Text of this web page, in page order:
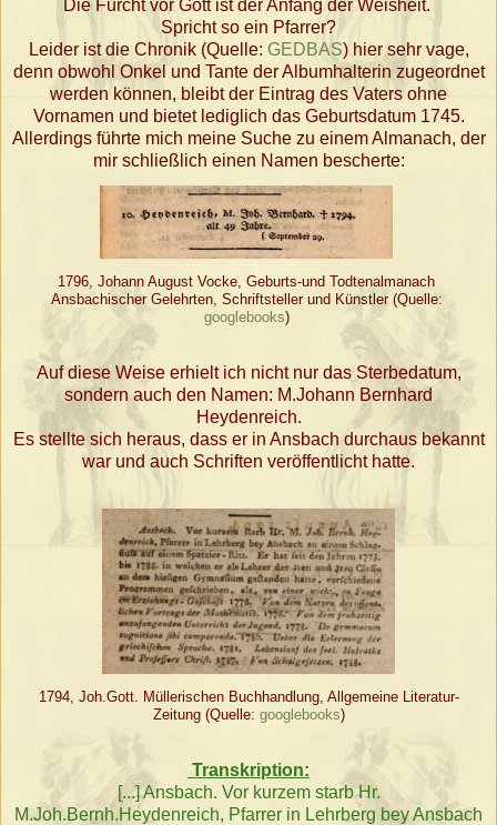
Die Furcht vor Gott ist der Anfang der Weisheit.
Spricht so ein Pfarrer?
Leider ist die Chronik (Quelle: GEDBAS) hier sehr vage,
denn obwohl Onkel und Tante der Albumhalterin zugeordnet
werden können, bleibt der Eintrag des Vaters ohne
Vornamen und bietet lediglich das Geburtsdatum 1745.
Allerdings führte mich meine Suche zu einem Almanach, der
mir schließlich einen Namen bescherte:
1796, Johann August Vocke, Geburts-und Todtenalmanach
Ansbachischer Gelehrten, Schriftsteller und Künstler (Quelle:
googlebooks)
Auf diese Weise erhielt ich nicht nur das Sterbedatum,
sondern auch den Namen: M.Johann Bernhard
Heydenreich.
Es stellte sich heraus, dass er in Ansbach durchaus bekannt
war und auch Schriften veröffentlicht hatte.
1794, Joh.Gott. Müllerischen Buchhandlung, Allgemeine Literatur-
Zeitung (Quelle: googlebooks)
Transkription:
[...] Ansbach. Vor kurzem starb Hr.
M.Joh.Bernh.Heydenreich, Pfarrer in Lehrberg bey Ansbach